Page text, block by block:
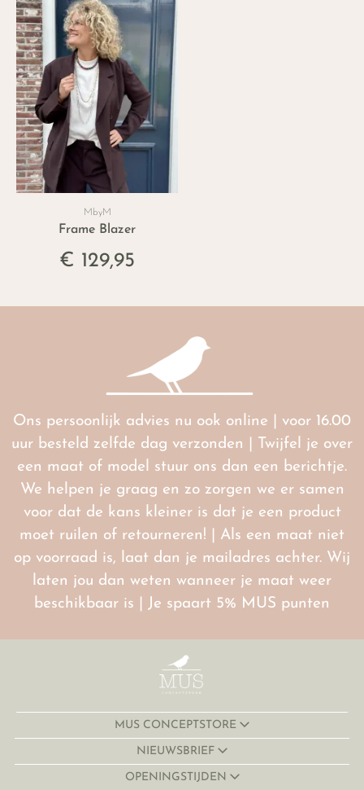
MbyM
Frame Blazer
€ 129,95
Ons persoonlijk advies nu ook online | voor 16.00
uur besteld zelfde dag verzonden | Twijfel je over
een maat of model stuur ons dan een berichtje.
We helpen je graag en zo zorgen we er samen
voor dat de kans kleiner is dat je een product
moet ruilen of retourneren! | Als een maat niet
op voorraad is, laat dan je mailadres achter. Wij
laten jou dan weten wanneer je maat weer
beschikbaar is | Je spaart 5% MUS punten
MUS CONCEPTSTORE
NIEUWSBRIEF
OPENINGSTIJDEN